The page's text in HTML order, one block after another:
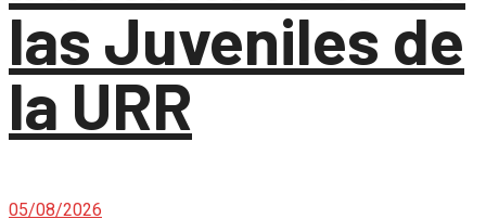
las Juveniles de
la URR
05/08/2026